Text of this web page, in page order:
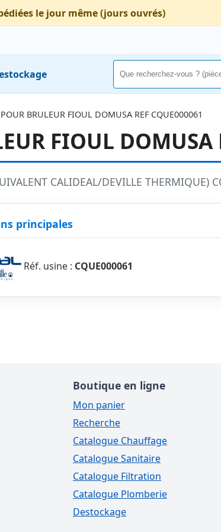
le jour même (jours ouvrés)
BRULEUR FIOUL DOMUSA REF CQUE000061
FIOUL DOMUSA
CALIDEAL/DEVILLE THERMIQUE)
principales
Réf. usine : CQUE000061
Boutique en ligne
Mon panier
Recherche
Catalogue Chauffage
Catalogue Sanitaire
Catalogue Filtration
Catalogue Plomberie
Destockage